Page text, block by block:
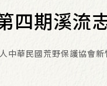
四期溪流
中華民國荒野保護協會新